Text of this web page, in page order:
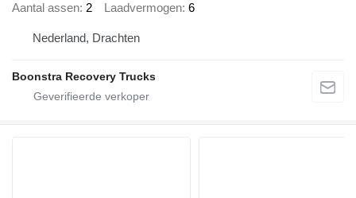
Aantal assen 2 Laadvermogen 6
Nederland, Drachten
Boonstra Recovery Trucks